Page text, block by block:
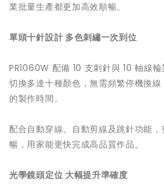
業批量生產都更加高效順暢。
單頭十針設計 多色刺繡一次到位
PR1060W 配備 10 支刺針與 10 軸線
切換多達十種顏色，無需頻繁停機換
的製作時間。
配合自動穿線、自動剪線及跳針功能
暢，用家能更快完成高品質作品。
光學鏡頭定位 大幅提升準確度